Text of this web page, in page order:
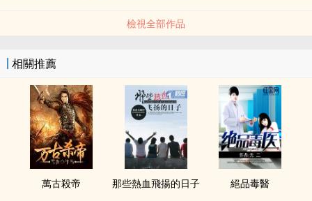
檢視全部作品
相關推薦
萬古殺帝 那些熱血飛揚的日子 絕品毒醫